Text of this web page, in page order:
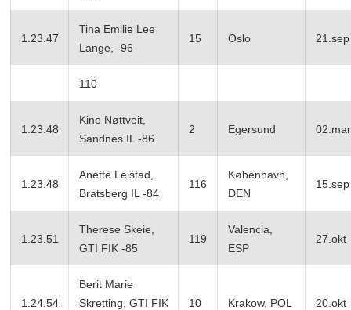
1.23.47
Tina Emilie Lee
Lange, -96
15 Oslo 21.sep
110
1.23.48
Kine Nøttveit,
Sandnes IL -86
2 Egersund 02.mar
1.23.48
Anette Leistad,
Bratsberg IL -84
116
København,
DEN
15.sep
1.23.51
Therese Skeie,
GTI FIK -85
119
Valencia,
ESP
27.okt
1.24.54
Berit Marie
Skretting, GTI FIK
10 Krakow, POL 20.okt